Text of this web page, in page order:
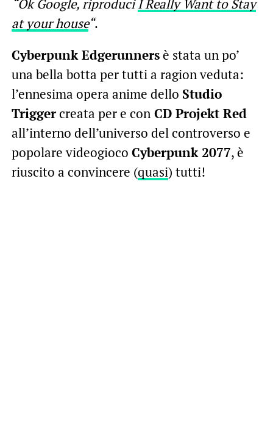
at your house“.
Cyberpunk Edgerunnersè stata un po’
una bella botta per tutti a ragion veduta:
l’ennesima opera anime dello Studio
Triggercreata per e con CD Projekt Red
all’interno dell’universo del controverso e
popolare videogioco Cyberpunk 2077, è
riuscito a convincere (quasi) tutti!